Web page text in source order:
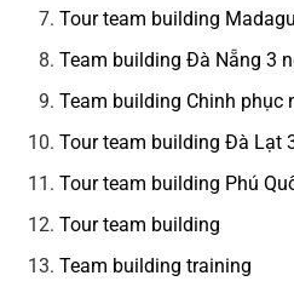
Tour team building
Team building Đà Nẵng 3
Team building Chinh phục
Tour team building Đà Lạt
Tour team building Phú
Tour team building
Team building training